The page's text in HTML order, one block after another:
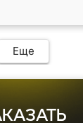
Еще